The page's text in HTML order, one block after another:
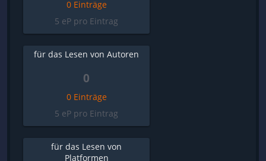
0 Einträge
5 eP pro Eintrag
für das Lesen von Autoren
0
0 Einträge
5 eP pro Eintrag
für das Lesen von
Platformen